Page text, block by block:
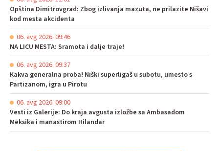
Opština Dimitrovgrad: Zbog izlivanja mazuta, ne prilazite Nišavi
kod mesta akcidenta
06. avg 2026. 09:46
NA LICU MESTA: Sramota i dalje traje!
06. avg 2026. 09:37
Kakva generalna proba! Niški superligaš u subotu, umesto s
Partizanom, igra u Pirotu
06. avg 2026. 09:00
Vesti iz Galerije: Do kraja avgusta izložbe sa Ambasadom
Meksika i manastirom Hilandar